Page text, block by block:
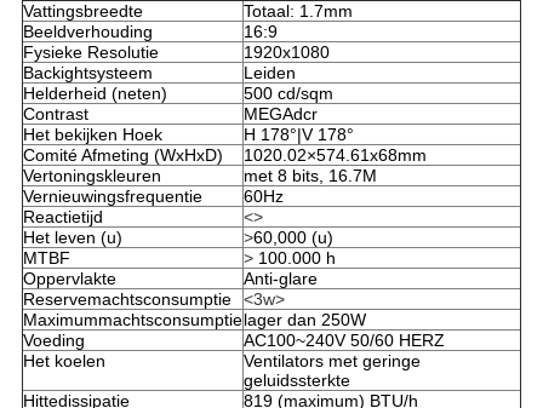
Vattingsbreedte
Totaal: 1.7mm
Beeldverhouding
16:9
Fysieke Resolutie
1920x1080
Backightsysteem
Leiden
Helderheid (neten)
500 cd/sqm
Contrast
MEGAdcr
Het bekijken Hoek
H 178°|V 178°
Comité Afmeting (WxHxD)
1020.02×574.61x68mm
Vertoningskleuren
met 8 bits, 16.7M
Vernieuwingsfrequentie
60Hz
Reactietijd
<>
Het leven (u)
>60,000 (u)
MTBF
> 100.000 h
Oppervlakte
Anti-glare
Reservemachtsconsumptie
<3w>
Maximummachtsconsumptielager dan 250W
Voeding
AC100~240V 50/60 HERZ
Het koelen
Ventilators met geringe
geluidssterkte
Hittedissipatie
819 (maximum) BTU/h